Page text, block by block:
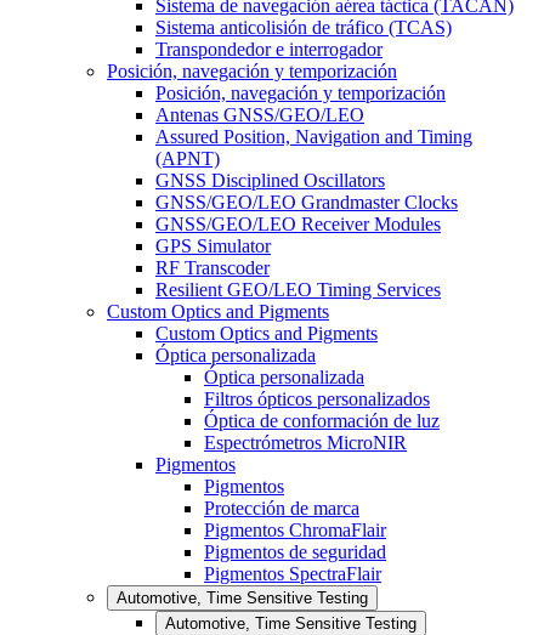
Sistema de navegación aérea táctica (TACAN)
Sistema anticolisión de tráfico (TCAS)
Transpondedor e interrogador
Posición, navegación y temporización
Posición, navegación y temporización
Antenas GNSS/GEO/LEO
Assured Position, Navigation and Timing
(APNT)
GNSS Disciplined Oscillators
GNSS/GEO/LEO Grandmaster Clocks
GNSS/GEO/LEO Receiver Modules
GPS Simulator
RF Transcoder
Resilient GEO/LEO Timing Services
Custom Optics and Pigments
Custom Optics and Pigments
Óptica personalizada
Óptica personalizada
Filtros ópticos personalizados
Óptica de conformación de luz
Espectrómetros MicroNIR
Pigmentos
Pigmentos
Protección de marca
Pigmentos ChromaFlair
Pigmentos de seguridad
Pigmentos SpectraFlair
Automotive, Time Sensitive Testing
Automotive, Time Sensitive Testing